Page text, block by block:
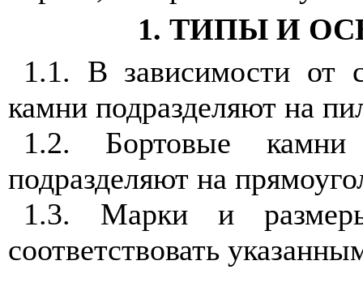
1. ТИПЫ И
1.1. В зависимости от
камни подразделяют на
1.2. Бортовые
подразделяют на
1.3. Марки и
соответствовать